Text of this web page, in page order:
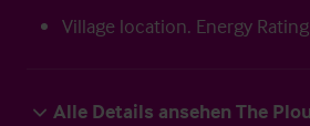
Village location. Energy
Alle Details ansehen The